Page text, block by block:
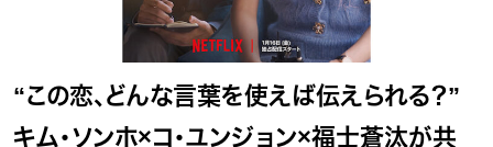
“この恋、どんな言葉を使えば伝えられる？”
キム・ソンホ×コ・ユンジョン×福士蒼汰が共